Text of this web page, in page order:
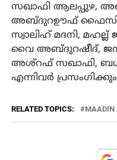
സഖാഫി ആലപ്പുഴ,
അബ്ദുറഊഫ് ഫൈസി,
സ്വാലിഹ് മദനി,
വൈ അബ്ദുറഷീദ്,
അശ്‌റഫ് സഖാഫി,
എന്നിവര്‍
RELATED TOPICS: MAADIN